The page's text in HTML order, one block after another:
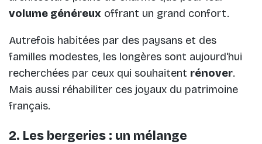
volume généreux offrant un grand confort.
Autrefois habitées par des paysans et des
familles modestes, les longères sont aujourd'hui
recherchées par ceux qui souhaitent rénover.
Mais aussi réhabiliter ces joyaux du patrimoine
français.
2. Les bergeries : un mélange